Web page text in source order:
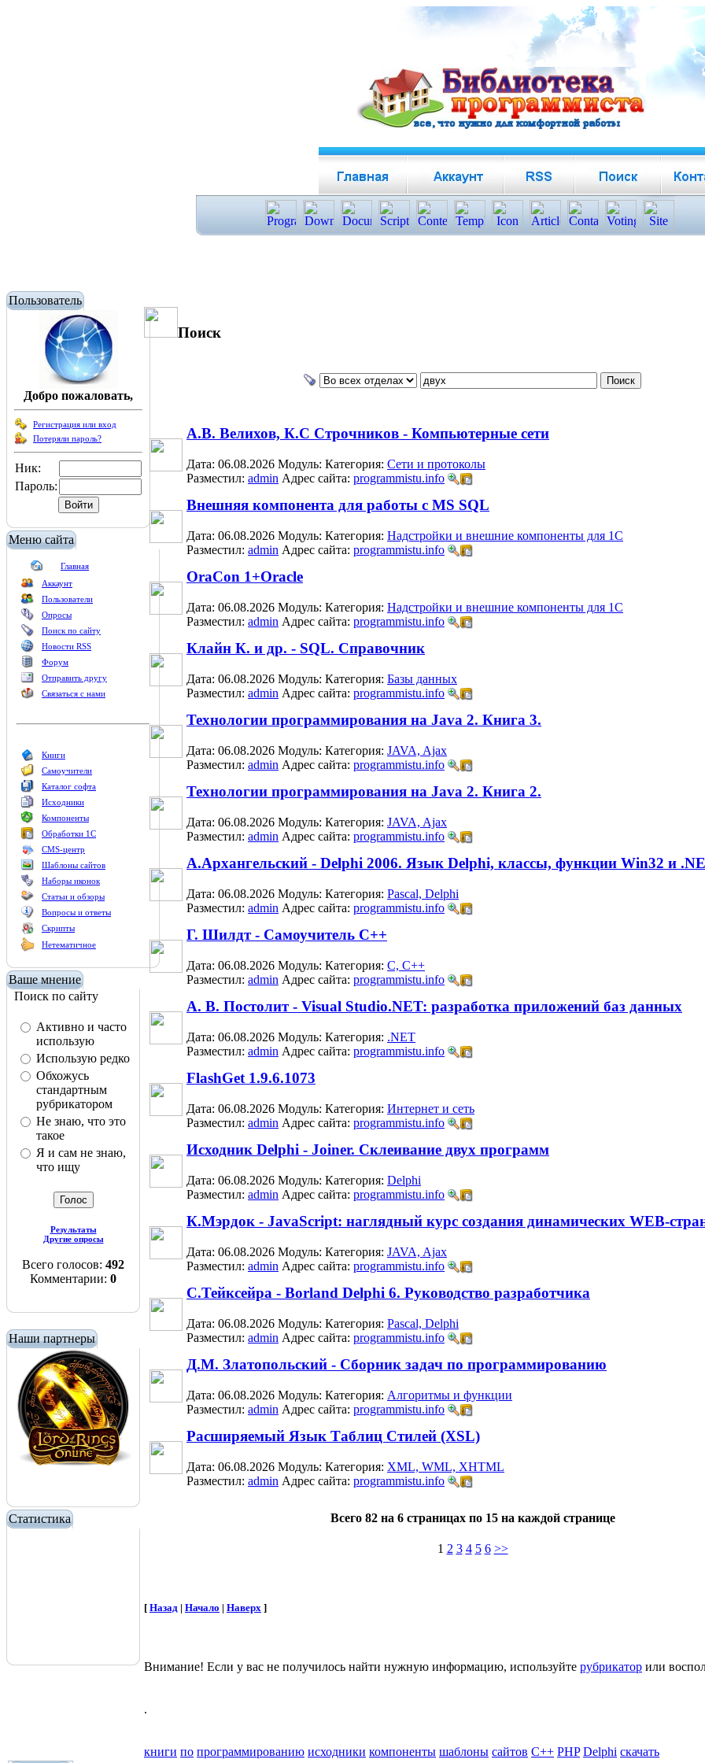
Пользователь
Добро пожаловать,
Регистрация или вход
Потеряли пароль?
Ник:
Пароль:
Меню сайта
Главная
Аккаунт
Пользователи
Опросы
Поиск по сайту
Новости RSS
Форум
Отправить другу
Связаться с нами
Книги
Самоучители
Каталог софта
Исходники
Компоненты
Обработки 1С
CMS-центр
Шаблоны сайтов
Наборы иконок
Статьи и обзоры
Вопросы и ответы
Скрипты
Нетематичное
Ваше мнение
Поиск по сайту
Активно и часто
использую
Использую редко
Обхожусь
стандартным
рубрикатором
Не знаю, что это
такое
Я и сам не знаю,
что ищу
Результаты
Другие опросы
Всего голосов: 492
Комментарии: 0
Наши партнеры
Статистика
Поиск
А.В. Велихов, К.С Строчников - Компьютерные сети
Дата: 06.08.2026 Модуль: Категория: Сети и протоколы
Разместил: admin Адрес сайта: programmistu.info
Внешняя компонента для работы с MS SQL
Дата: 06.08.2026 Модуль: Категория: Надстройки и внешние компоненты для 1С
Разместил: admin Адрес сайта: programmistu.info
OraCon 1+Oracle
Дата: 06.08.2026 Модуль: Категория: Надстройки и внешние компоненты для 1С
Разместил: admin Адрес сайта: programmistu.info
Клайн К. и др. - SQL. Справочник
Дата: 06.08.2026 Модуль: Категория: Базы данных
Разместил: admin Адрес сайта: programmistu.info
Технологии программирования на Java 2. Книга 3.
Дата: 06.08.2026 Модуль: Категория: JAVA, Ajax
Разместил: admin Адрес сайта: programmistu.info
Технологии программирования на Java 2. Книга 2.
Дата: 06.08.2026 Модуль: Категория: JAVA, Ajax
Разместил: admin Адрес сайта: programmistu.info
А.Архангельский - Delphi 2006. Язык Delphi, классы, функции Win32 и
Дата: 06.08.2026 Модуль: Категория: Pascal, Delphi
Разместил: admin Адрес сайта: programmistu.info
Г. Шилдт - Самоучитель C++
Дата: 06.08.2026 Модуль: Категория: C, C++
Разместил: admin Адрес сайта: programmistu.info
А. В. Постолит - Visual Studio.NET: разработка приложений баз данных
Дата: 06.08.2026 Модуль: Категория: .NET
Разместил: admin Адрес сайта: programmistu.info
FlashGet 1.9.6.1073
Дата: 06.08.2026 Модуль: Категория: Интернет и сеть
Разместил: admin Адрес сайта: programmistu.info
Исходник Delphi - Joiner. Склеивание двух программ
Дата: 06.08.2026 Модуль: Категория: Delphi
Разместил: admin Адрес сайта: programmistu.info
К.Мэрдок - JavaScript: наглядный курс создания динамических WEB-
Дата: 06.08.2026 Модуль: Категория: JAVA, Ajax
Разместил: admin Адрес сайта: programmistu.info
С.Тейксейра - Borland Delphi 6. Руководство разработчика
Дата: 06.08.2026 Модуль: Категория: Pascal, Delphi
Разместил: admin Адрес сайта: programmistu.info
Д.М. Златопольский - Сборник задач по программированию
Дата: 06.08.2026 Модуль: Категория: Алгоритмы и функции
Разместил: admin Адрес сайта: programmistu.info
Расширяемый Язык Таблиц Стилей (XSL)
Дата: 06.08.2026 Модуль: Категория: XML, WML, XHTML
Разместил: admin Адрес сайта: programmistu.info
Всего 82 на 6 страницах по 15 на каждой странице
1 2 3 4 5 6 >>
[ Назад | Начало | Наверх ]
Внимание! Если у вас не получилось найти нужную информацию, используйте рубрикатор или
.
книги по программированию исходники компоненты шаблоны сайтов C++ PHP Delphi скачать